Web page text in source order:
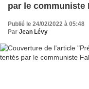
par le communiste
Publié le 24/02/2022 à 05:48
Par Jean Lévy